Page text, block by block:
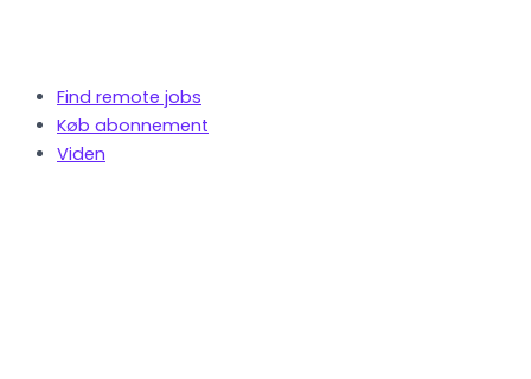
Find remote jobs
Køb abonnement
Viden